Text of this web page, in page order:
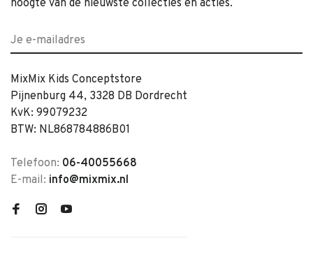
hoogte van de nieuwste collecties en acties.
MixMix Kids Conceptstore
Pijnenburg 44, 3328 DB Dordrecht
KvK: 99079232
BTW: NL868784886B01
Telefoon: 06-40055668
E-mail: info@mixmix.nl